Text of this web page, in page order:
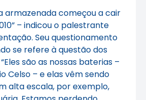
armazenada começou a cair
– indicou o palestrante
Seu questionamento
se refere à questão dos
são as nossas baterias –
Celso – e elas vêm sendo
alta escala, por exemplo,